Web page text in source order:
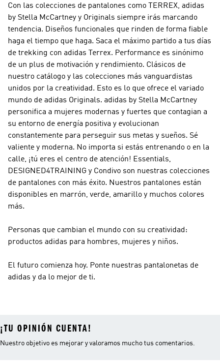
Con las colecciones de pantalones como
TERREX, adidas
by Stella McCartney y Originals siempre irás marcando
tendencia. Diseños funcionales que rinden de forma fiable
haga el tiempo que haga. Saca el máximo partido a tus días
de trekking con adidas Terrex. Performance es sinónimo
de un plus de motivación y rendimiento. Clásicos de
nuestro catálogo y las colecciones más vanguardistas
unidos por la creatividad. Esto es lo que ofrece el variado
mundo de adidas Originals. adidas by Stella McCartney
personifica a mujeres modernas y fuertes que contagian a
su entorno de energía positiva y evolucionan
constantemente para perseguir sus metas y sueños. Sé
valiente y moderna. No importa si estás entrenando o en la
calle, ¡tú eres el centro de atención! Essentials,
DESIGNED4TRAINING y Condivo son nuestras colecciones
de pantalones con más éxito. Nuestros pantalones están
disponibles en marrón, verde, amarillo y muchos colores
más.
Personas que cambian el mundo con su creatividad:
productos adidas para hombres, mujeres y niños.
El futuro comienza hoy. Ponte nuestras pantalonetas de
adidas y da lo mejor de ti.
¡TU OPINIÓN CUENTA!
Nuestro objetivo es mejorar y valoramos mucho tus comentarios.